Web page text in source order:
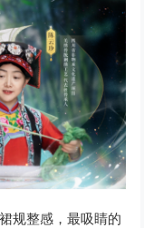
规整感，最吸睛的